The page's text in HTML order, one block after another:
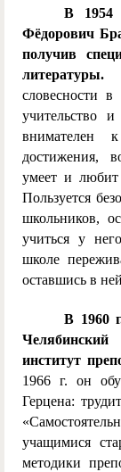
В 1954
Фёдорович
получив
литературы.
словесности
учительство
внимателен
достижения,
умеет и любит
Пользуется
школьников,
учиться у
школе
оставшись в
В 1960
институт
1966 г. он
Герцена:
учащимися
методики